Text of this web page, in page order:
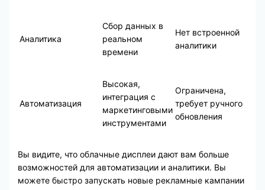
Аналитика
Сбор данных в
реальном
времени
Нет встроенной
аналитики
Автоматизация
Высокая,
интеграция с
маркетинговыми
инструментами
Ограничена,
требует ручного
обновления
Вы видите, что облачные дисплеи дают вам больше
возможностей для автоматизации и аналитики. Вы
можете быстро запускать новые рекламные кампании